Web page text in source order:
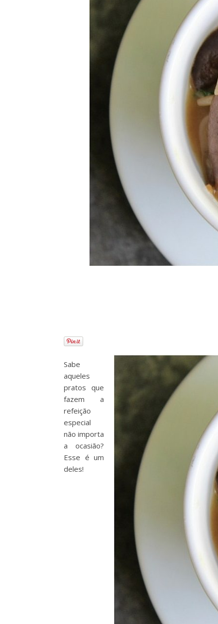
Sabe
aqueles
pratos que
fazem a
refeição
especial
não importa
a ocasião?
Esse é um
deles!